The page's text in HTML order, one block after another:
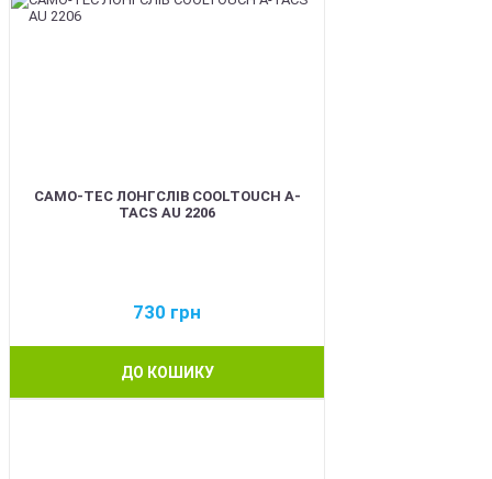
CAMO-TEC ЛОНГСЛІВ COOLTOUCH A-
TACS AU 2206
730 грн
ДО КОШИКУ